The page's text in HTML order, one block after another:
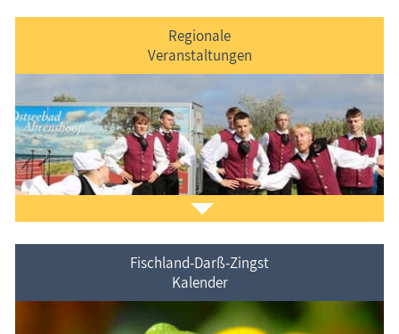
DerFerienorte auf Fischland-Darß-Zingst
vorgestellt.
Regionale
Veranstaltungen
Fischland-Darß-Zingst
Kalender